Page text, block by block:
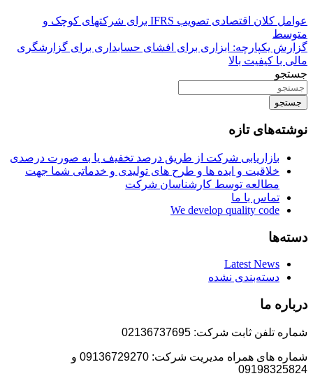
عوامل کلان اقتصادی تصویب IFRS برای شرکتهای کوچک و
متوسط
گزارش یکپارچه: ابزاری برای افشای حسابداری برای گزارشگری
مالی با کیفیت بالا
جستجو
جستجو
نوشته‌های تازه
بازاریابی شرکت از طریق درصد تخفیف یا به صورت درصدی
خلاقیت و ایده ها و طرح های تولیدی و خدماتی شما جهت
مطالعه توسط کارشناسان شرکت
تماس با ما
We develop quality code
دسته‌ها
Latest News
دسته‌بندی نشده
درباره ما
شماره تلفن ثابت شرکت: 02136737695
شماره های همراه مدیریت شرکت: 09136729270 و
09198325824